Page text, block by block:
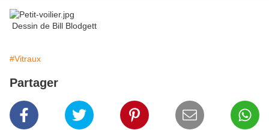
Dessin de Bill Blodgett
#Vitraux
Partager